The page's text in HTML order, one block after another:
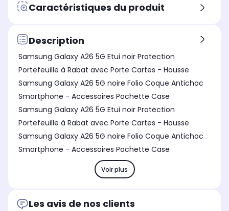
Caractéristiques du produit
Description
Samsung Galaxy A26 5G Etui noir Protection
Portefeuille à Rabat avec Porte Cartes - Housse
Samsung Galaxy A26 5G noire Folio Coque Antichoc
Smartphone - Accessoires Pochette Case
Samsung Galaxy A26 5G Etui noir Protection
Portefeuille à Rabat avec Porte Cartes - Housse
Samsung Galaxy A26 5G noire Folio Coque Antichoc
Smartphone - Accessoires Pochette Case
Voir plus
Les avis de nos clients